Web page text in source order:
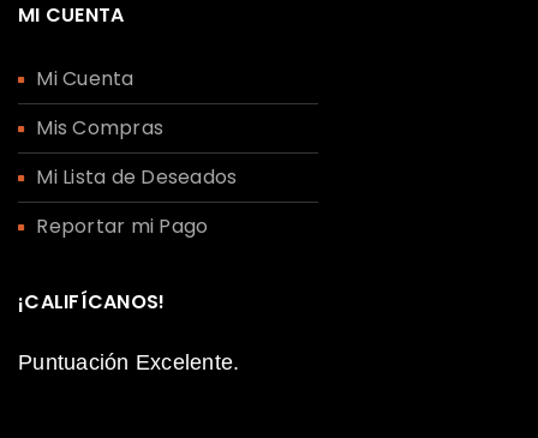
MI CUENTA
Mi Cuenta
Mis Compras
Mi Lista de Deseados
Reportar mi Pago
¡CALIFÍCANOS!
Puntuación Excelente.